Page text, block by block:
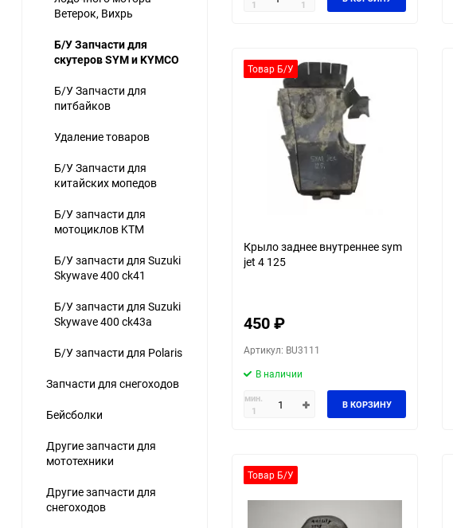
Ветерок, Вихрь
Б/У Запчасти для
скутеров SYM и KYMCO
Б/У Запчасти для
питбайков
Удаление товаров
Б/У Запчасти для
китайских мопедов
Б/У запчасти для
мотоциклов KTM
Б/У запчасти для Suzuki
Skywave 400 ck41
Б/У запчасти для Suzuki
Skywave 400 ck43a
Б/У запчасти для Polaris
Запчасти для снегоходов
Бейсболки
Другие запчасти для
мототехники
Другие запчасти для
снегоходов
1
1
Товар Б/У
Крыло заднее внутреннее sym
jet 4 125
450₽
Артикул: BU3111
В наличии
мин.
1
В КОРЗИНУ
Товар Б/У